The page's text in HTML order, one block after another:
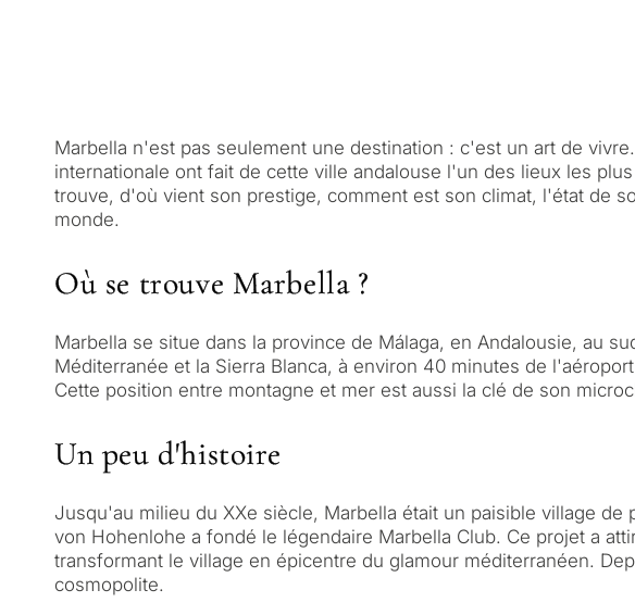
Marbella n'est pas seulement une destination : c'est un art de
internationale ont fait de cette ville andalouse l'un des lieux les
trouve, d'où vient son prestige, comment est son climat, l'état de
monde.
Où se trouve Marbella ?
Marbella se situe dans la province de Málaga, en Andalousie, au
Méditerranée et la Sierra Blanca, à environ 40 minutes de
Cette position entre montagne et mer est aussi la clé de son
Un peu d'histoire
Jusqu'au milieu du XXe siècle, Marbella était un paisible village
von Hohenlohe a fondé le légendaire Marbella Club. Ce projet a
transformant le village en épicentre du glamour méditerranéen.
cosmopolite.